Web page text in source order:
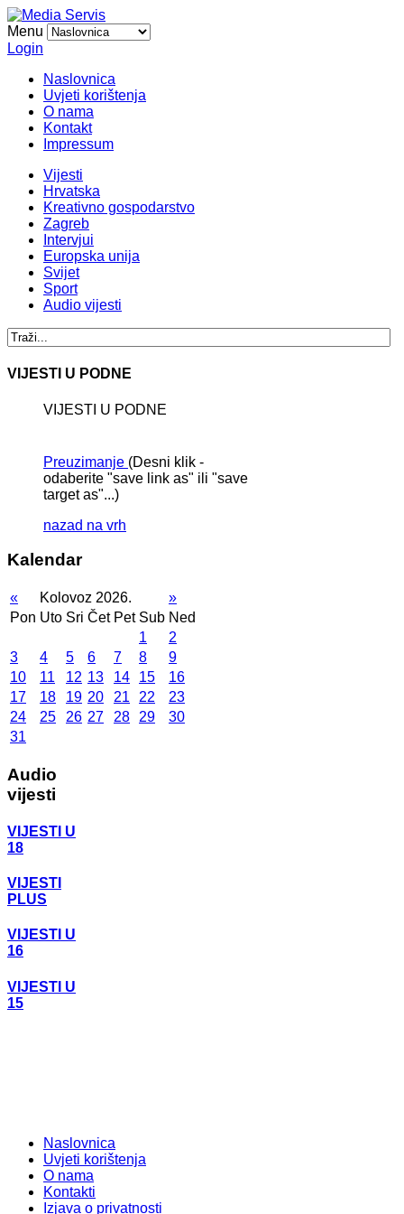
Menu
Login
Naslovnica
Uvjeti korištenja
O nama
Kontakt
Impressum
Vijesti
Hrvatska
Kreativno gospodarstvo
Zagreb
Intervjui
Europska unija
Svijet
Sport
Audio vijesti
VIJESTI U PODNE
VIJESTI U PODNE
Preuzimanje (Desni klik -
odaberite "save link as" ili "save
target as"...)
nazad na vrh
Kalendar
« Kolovoz 2026.
»
Pon Uto Sri Čet Pet Sub Ned
1
2
3
4 5 6 7 8
9
10
11 12 13 14 15
16
17
18 19 20 21 22
23
24
25 26 27 28 29
30
31
Audio
vijesti
VIJESTI U
18
VIJESTI
PLUS
VIJESTI U
16
VIJESTI U
15
Naslovnica
Uvjeti korištenja
O nama
Kontakti
Izjava o privatnosti